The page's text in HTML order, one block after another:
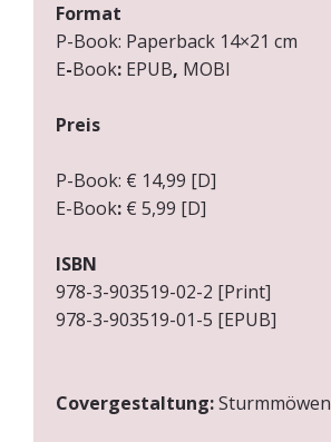
Format
P-Book: Paperback 14×21 cm
E-Book: EPUB, MOBI
Preis
P-Book: € 14,99 [D]
E-Book: € 5,99 [D]
ISBN
978-3-903519-02-2 [Print]
978-3-903519-01-5 [EPUB]
Covergestaltung:Sturmmöwen